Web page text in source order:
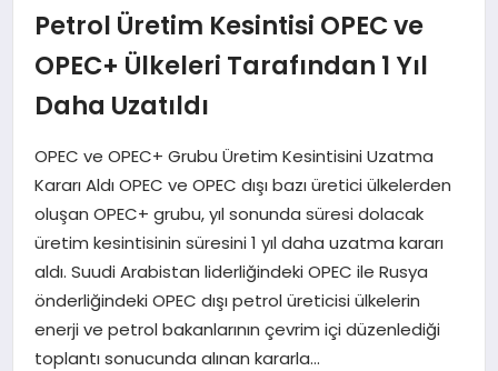
YAŞAM
EKONOMI
SAĞLIK
DÜNYA
EĞITIM
Petrol Üretim Kesintisi OPEC ve
OPEC+ Ülkeleri Tarafından 1 Yıl
Daha Uzatıldı
OPEC ve OPEC+ Grubu Üretim Kesintisini Uzatma
Kararı Aldı OPEC ve OPEC dışı bazı üretici ülkelerden
oluşan OPEC+ grubu, yıl sonunda süresi dolacak
üretim kesintisinin süresini 1 yıl daha uzatma kararı
aldı. Suudi Arabistan liderliğindeki OPEC ile Rusya
önderliğindeki OPEC dışı petrol üreticisi ülkelerin
enerji ve petrol bakanlarının çevrim içi düzenlediği
toplantı sonucunda alınan kararla…